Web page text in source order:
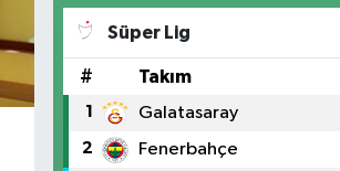
Süper Lig
# Takım
1 Galatasaray
2 Fenerbahçe